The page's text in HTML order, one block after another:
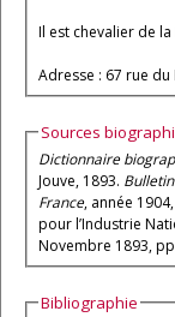
Il est chevalier de
Adresse : 67 rue du
Sources
Dictionnaire
Jouve, 1893.
France, année
pour l’Industrie
Novembre 1893,
Bibliographie